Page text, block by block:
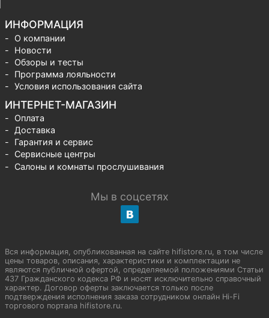
ИНФОРМАЦИЯ
О компании
Новости
Обзоры и тесты
Программа лояльности
Условия использования сайта
ИНТЕРНЕТ-МАГАЗИН
Оплата
Доставка
Гарантия и сервис
Сервисные центры
Салоны и комнаты прослушивания
Мы в соцсетях
Вся информация, опубликованная на сайте hifistore.ru, в том числе
цены товаров, описания, характеристики и комплектации не
являются публичной офертой, определяемой положениями Статьи
437 Гражданского кодекса РФ и носят исключительно справочный
характер. Договор оферты заключается только после
подтверждения исполнения заказа сотрудником онлайн Hi-Fi
торгового портала hifistore.ru.